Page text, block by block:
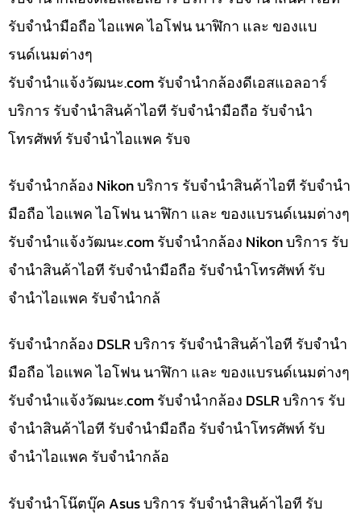
รับจำนำมือถือ ไอแพค ไอโฟน นาฬิกา และ ของแบ
รนด์เนมต่างๆ
รับจํานําแจ้งวัฒนะ.com รับจำนำกล้องดีเอสแอลอาร์
บริการ รับจำนำสินค้าไอที รับจำนำมือถือ รับจำนำ
โทรศัพท์ รับจำนำไอแพค รับจ
รับจำนำกล้อง Nikon บริการ รับจำนำสินค้าไอที รับจำนำ
มือถือ ไอแพค ไอโฟน นาฬิกา และ ของแบรนด์เนมต่างๆ
รับจํานําแจ้งวัฒนะ.com รับจำนำกล้อง Nikon บริการ รับ
จำนำสินค้าไอที รับจำนำมือถือ รับจำนำโทรศัพท์ รับ
จำนำไอแพค รับจำนำกล้
รับจำนำกล้อง DSLR บริการ รับจำนำสินค้าไอที รับจำนำ
มือถือ ไอแพค ไอโฟน นาฬิกา และ ของแบรนด์เนมต่างๆ
รับจํานําแจ้งวัฒนะ.com รับจำนำกล้อง DSLR บริการ รับ
จำนำสินค้าไอที รับจำนำมือถือ รับจำนำโทรศัพท์ รับ
จำนำไอแพค รับจำนำกล้อ
รับจำนำโน๊ตบุ๊ค Asus บริการ รับจำนำสินค้าไอที รับ